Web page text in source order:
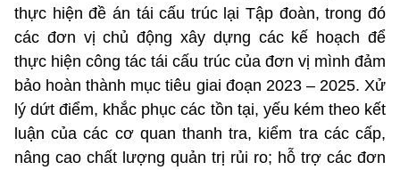
thực hiện đề án tái cấu trúc lại Tập đoàn, trong đó
các đơn vị chủ động xây dựng các kế hoạch để
thực hiện công tác tái cấu trúc của đơn vị mình đảm
bảo hoàn thành mục tiêu giai đoạn 2023 – 2025. Xử
lý dứt điểm, khắc phục các tồn tại, yếu kém theo kết
luận của các cơ quan thanh tra, kiểm tra các cấp,
nâng cao chất lượng quản trị rủi ro; hỗ trợ các đơn